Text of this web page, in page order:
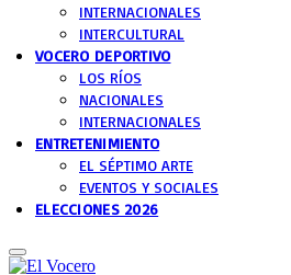
INTERNACIONALES
INTERCULTURAL
VOCERO DEPORTIVO
LOS RÍOS
NACIONALES
INTERNACIONALES
ENTRETENIMIENTO
EL SÉPTIMO ARTE
EVENTOS Y SOCIALES
ELECCIONES 2026